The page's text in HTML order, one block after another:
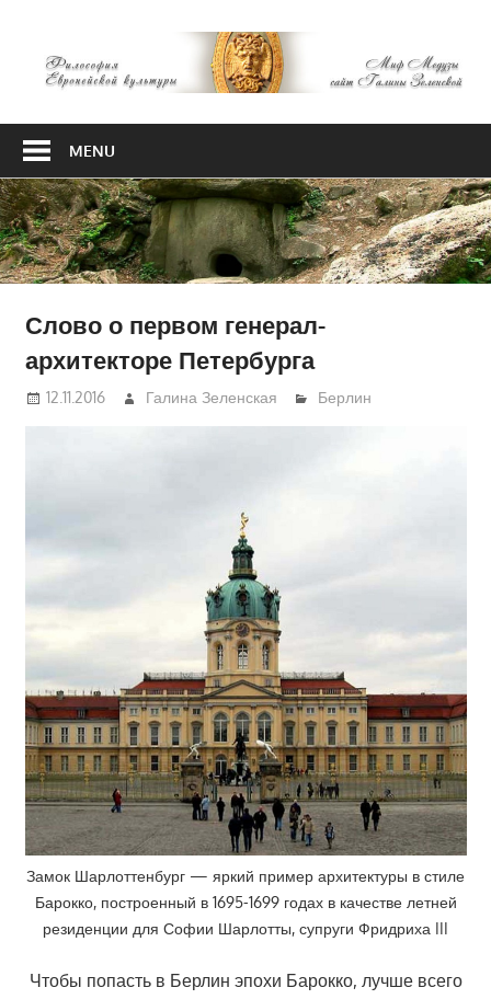
content
Европейской
MENU
Слово о первом генерал-
архитекторе Петербурга
12.11.2016 Галина Зеленская Берлин
Замок Шарлоттенбург — яркий пример архитектуры в стиле
Барокко, построенный в 1695-1699 годах в качестве летней
резиденции для Софии Шарлотты, супруги Фридриха III
Чтобы попасть в Берлин эпохи Барокко, лучше всего